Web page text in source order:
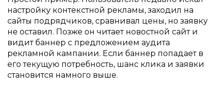
настройку контекстной рекламы, заходил на
сайты подрядчиков, сравнивал цены, но заявку
не оставил. Позже он читает новостной сайт и
видит баннер с предложением аудита
рекламной кампании. Если баннер попадает в
его текущую потребность, шанс клика и заявки
становится намного выше.